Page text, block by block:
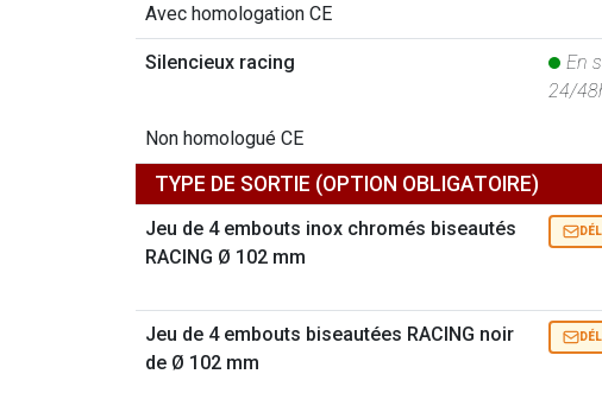
Avec homologation CE
Silencieux racing
En
24/
Non homologué CE
TYPE DE SORTIE (OPTION OBLIGATOIRE)
Jeu de 4 embouts inox chromés biseautés
RACING Ø 102 mm
Jeu de 4 embouts biseautées RACING noir
de Ø 102 mm